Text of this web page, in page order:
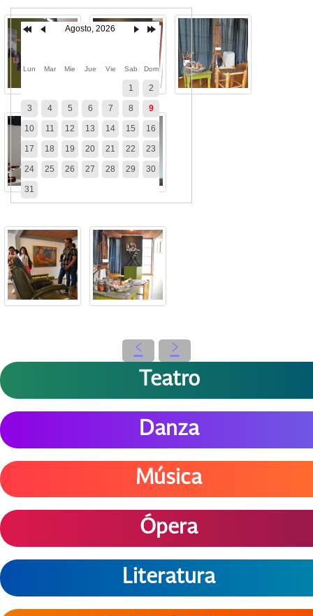
‹ ›
Agosto, 2026
Lun Mar Mie Jue Vie Sab Dom
1 2
3 4 5 6 7 8 9
10 11 12 13 14 15 16
17 18 19 20 21 22 23
24 25 26 27 28 29 30
31
Teatro
Danza
Música
Ópera
Literatura